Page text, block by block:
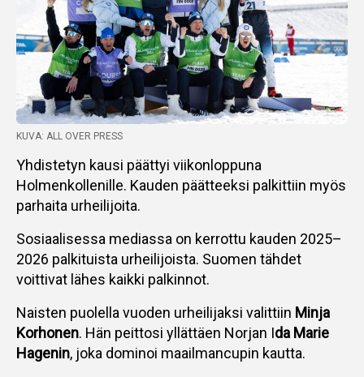
KUVA: ALL OVER PRESS
Yhdistetyn kausi päättyi viikonloppuna
Holmenkollenille. Kauden päätteeksi palkittiin myös
parhaita urheilijoita.
Sosiaalisessa mediassa on kerrottu kauden 2025–
2026 palkituista urheilijoista. Suomen tähdet
voittivat lähes kaikki palkinnot.
Naisten puolella vuoden urheilijaksi valittiin Minja
Korhonen. Hän peittosi yllättäen Norjan Ida Marie
Hagenin, joka dominoi maailmancupin kautta.